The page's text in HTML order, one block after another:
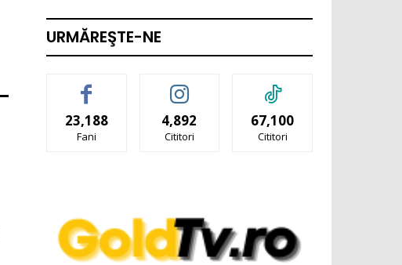
URMĂREŞTE-NE
23,188
Fani
4,892
Cititori
67,100
Cititori